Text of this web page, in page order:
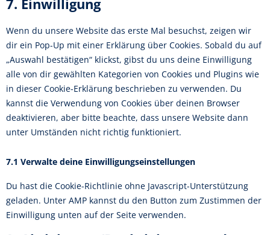
7. Einwilligung
Wenn du unsere Website das erste Mal besuchst, zeigen wir
dir ein Pop-Up mit einer Erklärung über Cookies. Sobald du auf
„Auswahl bestätigen“ klickst, gibst du uns deine Einwilligung
alle von dir gewählten Kategorien von Cookies und Plugins wie
in dieser Cookie-Erklärung beschrieben zu verwenden. Du
kannst die Verwendung von Cookies über deinen Browser
deaktivieren, aber bitte beachte, dass unsere Website dann
unter Umständen nicht richtig funktioniert.
7.1 Verwalte deine Einwilligungseinstellungen
Du hast die Cookie-Richtlinie ohne Javascript-Unterstützung
geladen. Unter AMP kannst du den Button zum Zustimmen der
Einwilligung unten auf der Seite verwenden.